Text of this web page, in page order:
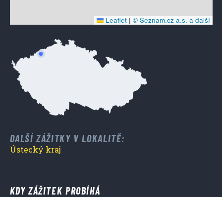
Leaflet | © Seznam.cz a.s. a další
DALŠÍ ZÁŽITKY V LOKALITĚ:
Ústecký kraj
KDY ZÁŽITEK PROBÍHÁ